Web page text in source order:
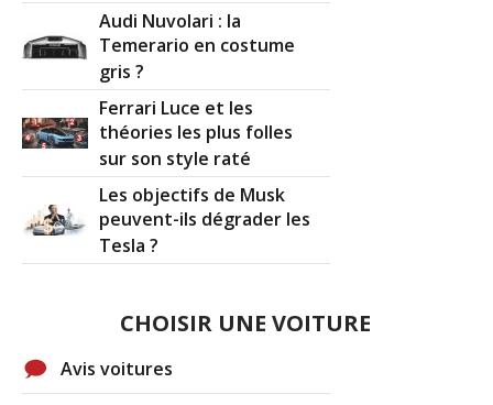
Audi Nuvolari : la
Temerario en costume
gris ?
Ferrari Luce et les
théories les plus folles
sur son style raté
Les objectifs de Musk
peuvent-ils dégrader les
Tesla ?
CHOISIR UNE VOITURE
Avis voitures